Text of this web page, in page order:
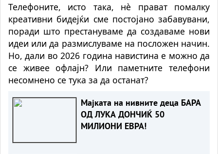
Телефоните, исто така, нè прават помалку
креативни бидејќи сме постојано забавувани,
поради што престануваме да создаваме нови
идеи или да размислуваме на посложен начин.
Но, дали во 2026 година навистина е можно да
се живее офлајн? Или паметните телефони
несомнено се тука за да останат?
Мајката на нивните деца БАРА
ОД ЛУКА ДОНЧИЌ 50
МИЛИОНИ ЕВРА!